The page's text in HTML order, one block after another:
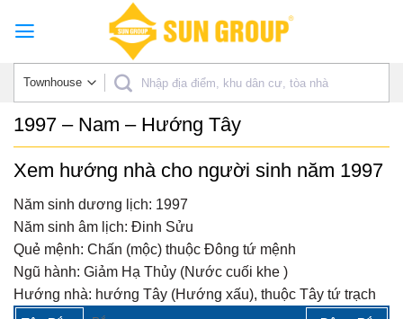
1997 – Nam – Hướng Tây
Xem hướng nhà cho người sinh năm 1997
Năm sinh dương lịch: 1997
Năm sinh âm lịch: Đinh Sửu
Quẻ mệnh: Chấn (mộc) thuộc Đông tứ mệnh
Ngũ hành: Giảm Hạ Thủy (Nước cuối khe )
Hướng nhà: hướng Tây (Hướng xấu), thuộc Tây tứ trạch